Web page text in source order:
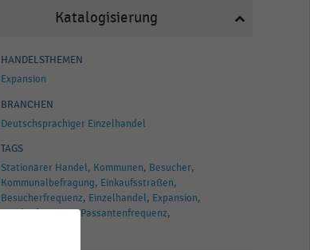
Katalogisierung
HANDELSTHEMEN
Expansion
BRANCHEN
Deutschsprachiger Einzelhandel
TAGS
Stationärer Handel Kommunen Besucher
Kommunalbefragung Einkaufsstraßen
Besucherfrequenz Einzelhandel Expansion
Kundenfrequenz Passantenfrequenz